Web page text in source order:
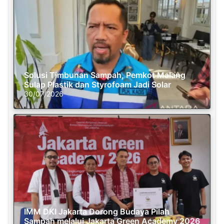
Solusi Timbunan Sampah, Pemkot Malang
Sulap Plastik dan Styrofoam Jadi Solar
30/07/2026
IMM DKI Jakarta Dorong Budaya Pilah
Sampah melalui Jakarta Green Academy 2026